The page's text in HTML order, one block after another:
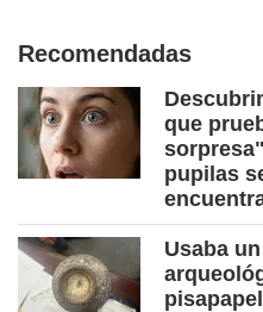
Recomendadas
que
pupilas
Usaba